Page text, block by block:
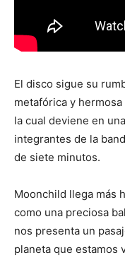
El disco sigue su
metafórica y
la cual deviene en
integrantes de la
de siete minutos.
Moonchild llega más
como una preciosa
nos presenta un
planeta que estamos